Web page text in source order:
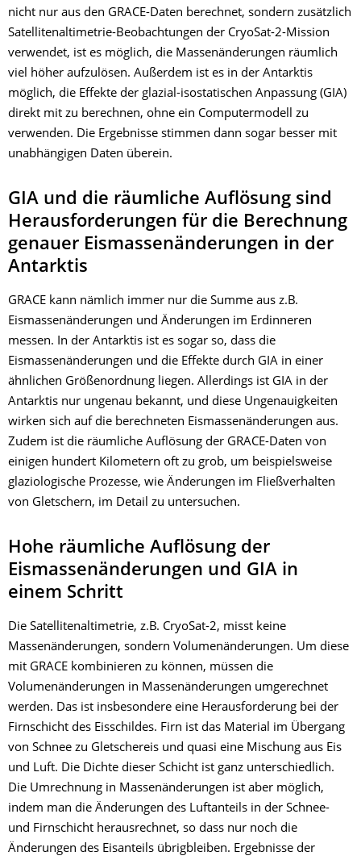
nicht nur aus den GRACE-Daten berechnet, sondern zusätzlich
Satellitenaltimetrie-Beobachtungen der CryoSat-2-Mission
verwendet, ist es möglich, die Massenänderungen räumlich
viel höher aufzulösen. Außerdem ist es in der Antarktis
möglich, die Effekte der glazial-isostatischen Anpassung (GIA)
direkt mit zu berechnen, ohne ein Computermodell zu
verwenden. Die Ergebnisse stimmen dann sogar besser mit
unabhängigen Daten überein.
GIA und die räumliche Auflösung sind
Herausforderungen für die Berechnung
genauer Eismassenänderungen in der
Antarktis
GRACE kann nämlich immer nur die Summe aus z.B.
Eismassenänderungen und Änderungen im Erdinneren
messen. In der Antarktis ist es sogar so, dass die
Eismassenänderungen und die Effekte durch GIA in einer
ähnlichen Größenordnung liegen. Allerdings ist GIA in der
Antarktis nur ungenau bekannt, und diese Ungenauigkeiten
wirken sich auf die berechneten Eismassenänderungen aus.
Zudem ist die räumliche Auflösung der GRACE-Daten von
einigen hundert Kilometern oft zu grob, um beispielsweise
glaziologische Prozesse, wie Änderungen im Fließverhalten
von Gletschern, im Detail zu untersuchen.
Hohe räumliche Auflösung der
Eismassenänderungen und GIA in
einem Schritt
Die Satellitenaltimetrie, z.B. CryoSat-2, misst keine
Massenänderungen, sondern Volumenänderungen. Um diese
mit GRACE kombinieren zu können, müssen die
Volumenänderungen in Massenänderungen umgerechnet
werden. Das ist insbesondere eine Herausforderung bei der
Firnschicht des Eisschildes. Firn ist das Material im Übergang
von Schnee zu Gletschereis und quasi eine Mischung aus Eis
und Luft. Die Dichte dieser Schicht ist ganz unterschiedlich.
Die Umrechnung in Massenänderungen ist aber möglich,
indem man die Änderungen des Luftanteils in der Schnee-
und Firnschicht herausrechnet, so dass nur noch die
Änderungen des Eisanteils übrigbleiben. Ergebnisse der